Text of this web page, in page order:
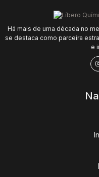
Há mais de uma década no
se destaca como parceira
e